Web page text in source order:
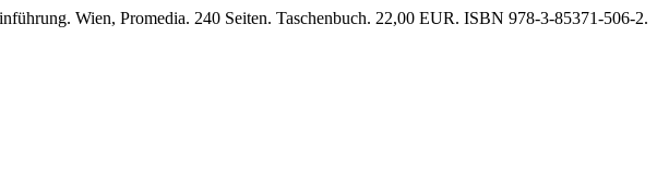
Wien, Promedia. 240 Seiten. Taschenbuch. 22,00 EUR. ISBN 978-3-85371-506-2.